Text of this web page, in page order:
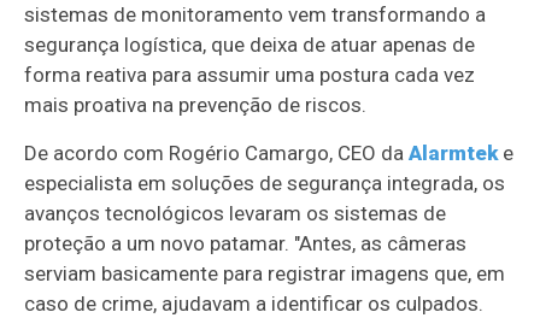
sistemas de monitoramento vem transformando a
segurança logística, que deixa de atuar apenas de
forma reativa para assumir uma postura cada vez
mais proativa na prevenção de riscos.
De acordo com Rogério Camargo, CEO da Alarmteke
especialista em soluções de segurança integrada, os
avanços tecnológicos levaram os sistemas de
proteção a um novo patamar. "Antes, as câmeras
serviam basicamente para registrar imagens que, em
caso de crime, ajudavam a identificar os culpados.